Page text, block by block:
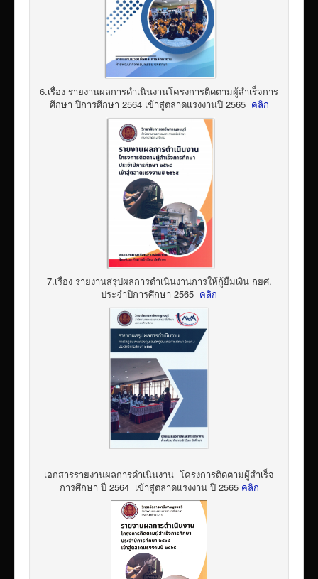
6.เรื่อง รายงานผลการดำเนินงานโครงการติดตามผู้สำเร็จการ
ศึกษา ปีการศึกษา 2564 เข้าสู่ตลาดแรงงานปี 2565 คลิก
7.เรื่อง รายงานสรุปผลการดำเนินงานการให้กู้ยืมเงิน กยศ.
ประจำปีการศึกษา 2565 คลิก
เอกสารรายงานผลการดำเนินงาน โครงการติดตามผู้สำเร็จ
การศึกษา ปี 2564 เข้าสู่ตลาดแรงงาน ปี 2565 คลิก